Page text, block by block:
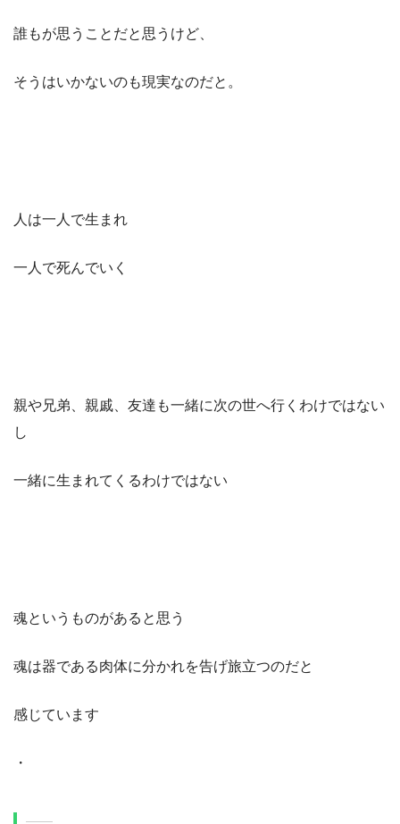
誰もが思うことだと思うけど、
そうはいかないのも現実なのだと。
人は一人で生まれ
一人で死んでいく
親や兄弟、親戚、友達も一緒に次の世へ行くわけではない
し
一緒に生まれてくるわけではない
魂というものがあると思う
魂は器である肉体に分かれを告げ旅立つのだと
感じています
・